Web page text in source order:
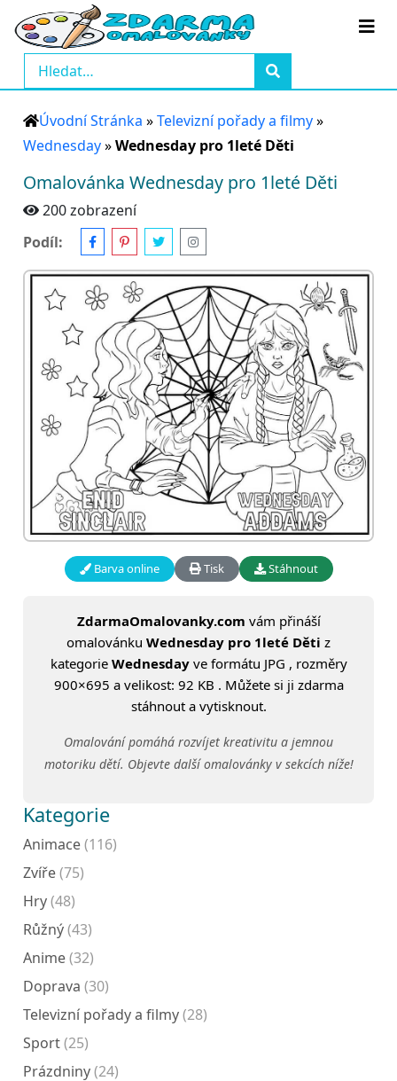
Úvodní Stránka »Televizní pořady a filmy»
Wednesday»Wednesday pro 1leté Děti
Omalovánka Wednesday pro 1leté Děti
200 zobrazení
Podíl:
Barva online Tisk Stáhnout
ZdarmaOmalovanky.com vám přináší
omalovánku Wednesday pro 1leté Děti z
kategorie Wednesdayve formátu JPG , rozměry
900×695 a velikost: 92 KB . Můžete si ji zdarma
stáhnout a vytisknout.
Omalování pomáhá rozvíjet kreativitu a jemnou
motoriku dětí. Objevte další omalovánky v sekcích níže!
Kategorie
Animace(116)
Zvíře(75)
Hry(48)
Růžný(43)
Anime(32)
Doprava (30)
Televizní pořady a filmy(28)
Sport(25)
Prázdniny(24)